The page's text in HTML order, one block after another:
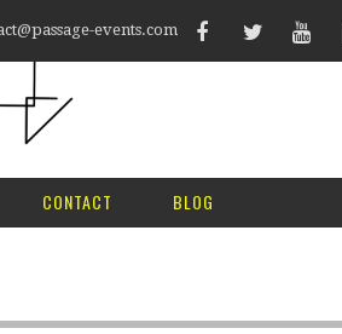
events.com
CONTACT BLOG